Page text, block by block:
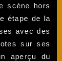
scène hors
étape de la
avec des
sur ses
aperçu du